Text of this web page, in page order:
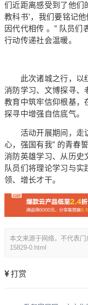
们近距离感受到了他们
教科书’，我们要铭记
因代代相传 。” 队员
行动传递社会温暖。
此次诸城之行，以红
消防学习、文博探寻、
教育中筑牢信仰根基，
探寻中增强自信底气。
活动开展期间，走访
心，强国有我” 的青春
消防英雄学习、从历史
队员们将理论学习与
领、增长才干。
本文来源于网络，不代表
15829-0.html
打赏